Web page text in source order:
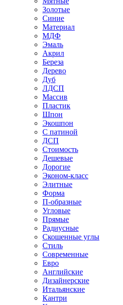
Золотые
Синие
Материал
МДФ
Эмаль
Акрил
Береза
Дерево
Дуб
ЛДСП
Массив
Пластик
Шпон
Экошпон
С патиной
ДСП
Стоимость
Дешевые
Дорогие
Эконом-класс
Элитные
Форма
П-образные
Угловые
Прямые
Радиусные
Скошенные углы
Стиль
Современные
Евро
Английские
Дизайнерские
Итальянские
Кантри